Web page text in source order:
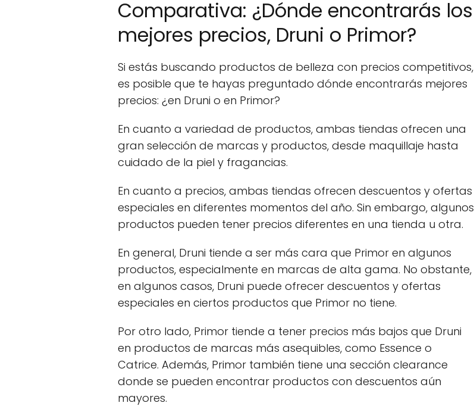
Comparativa: ¿Dónde encontrarás los
mejores precios, Druni o Primor?
Si estás buscando productos de belleza con precios competitivos,
es posible que te hayas preguntado dónde encontrarás mejores
precios: ¿en Druni o en Primor?
En cuanto a variedad de productos, ambas tiendas ofrecen una
gran selección de marcas y productos, desde maquillaje hasta
cuidado de la piel y fragancias.
En cuanto a precios, ambas tiendas ofrecen descuentos y ofertas
especiales en diferentes momentos del año. Sin embargo, algunos
productos pueden tener precios diferentes en una tienda u otra.
En general, Druni tiende a ser más cara que Primor en algunos
productos, especialmente en marcas de alta gama. No obstante,
en algunos casos, Druni puede ofrecer descuentos y ofertas
especiales en ciertos productos que Primor no tiene.
Por otro lado, Primor tiende a tener precios más bajos que Druni
en productos de marcas más asequibles, como Essence o
Catrice. Además, Primor también tiene una sección clearance
donde se pueden encontrar productos con descuentos aún
mayores.